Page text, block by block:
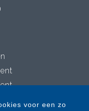
voor een zo